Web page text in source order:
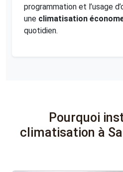
programmation et l’usage
une climatisation
quotidien.
Pourquoi
climatisation à